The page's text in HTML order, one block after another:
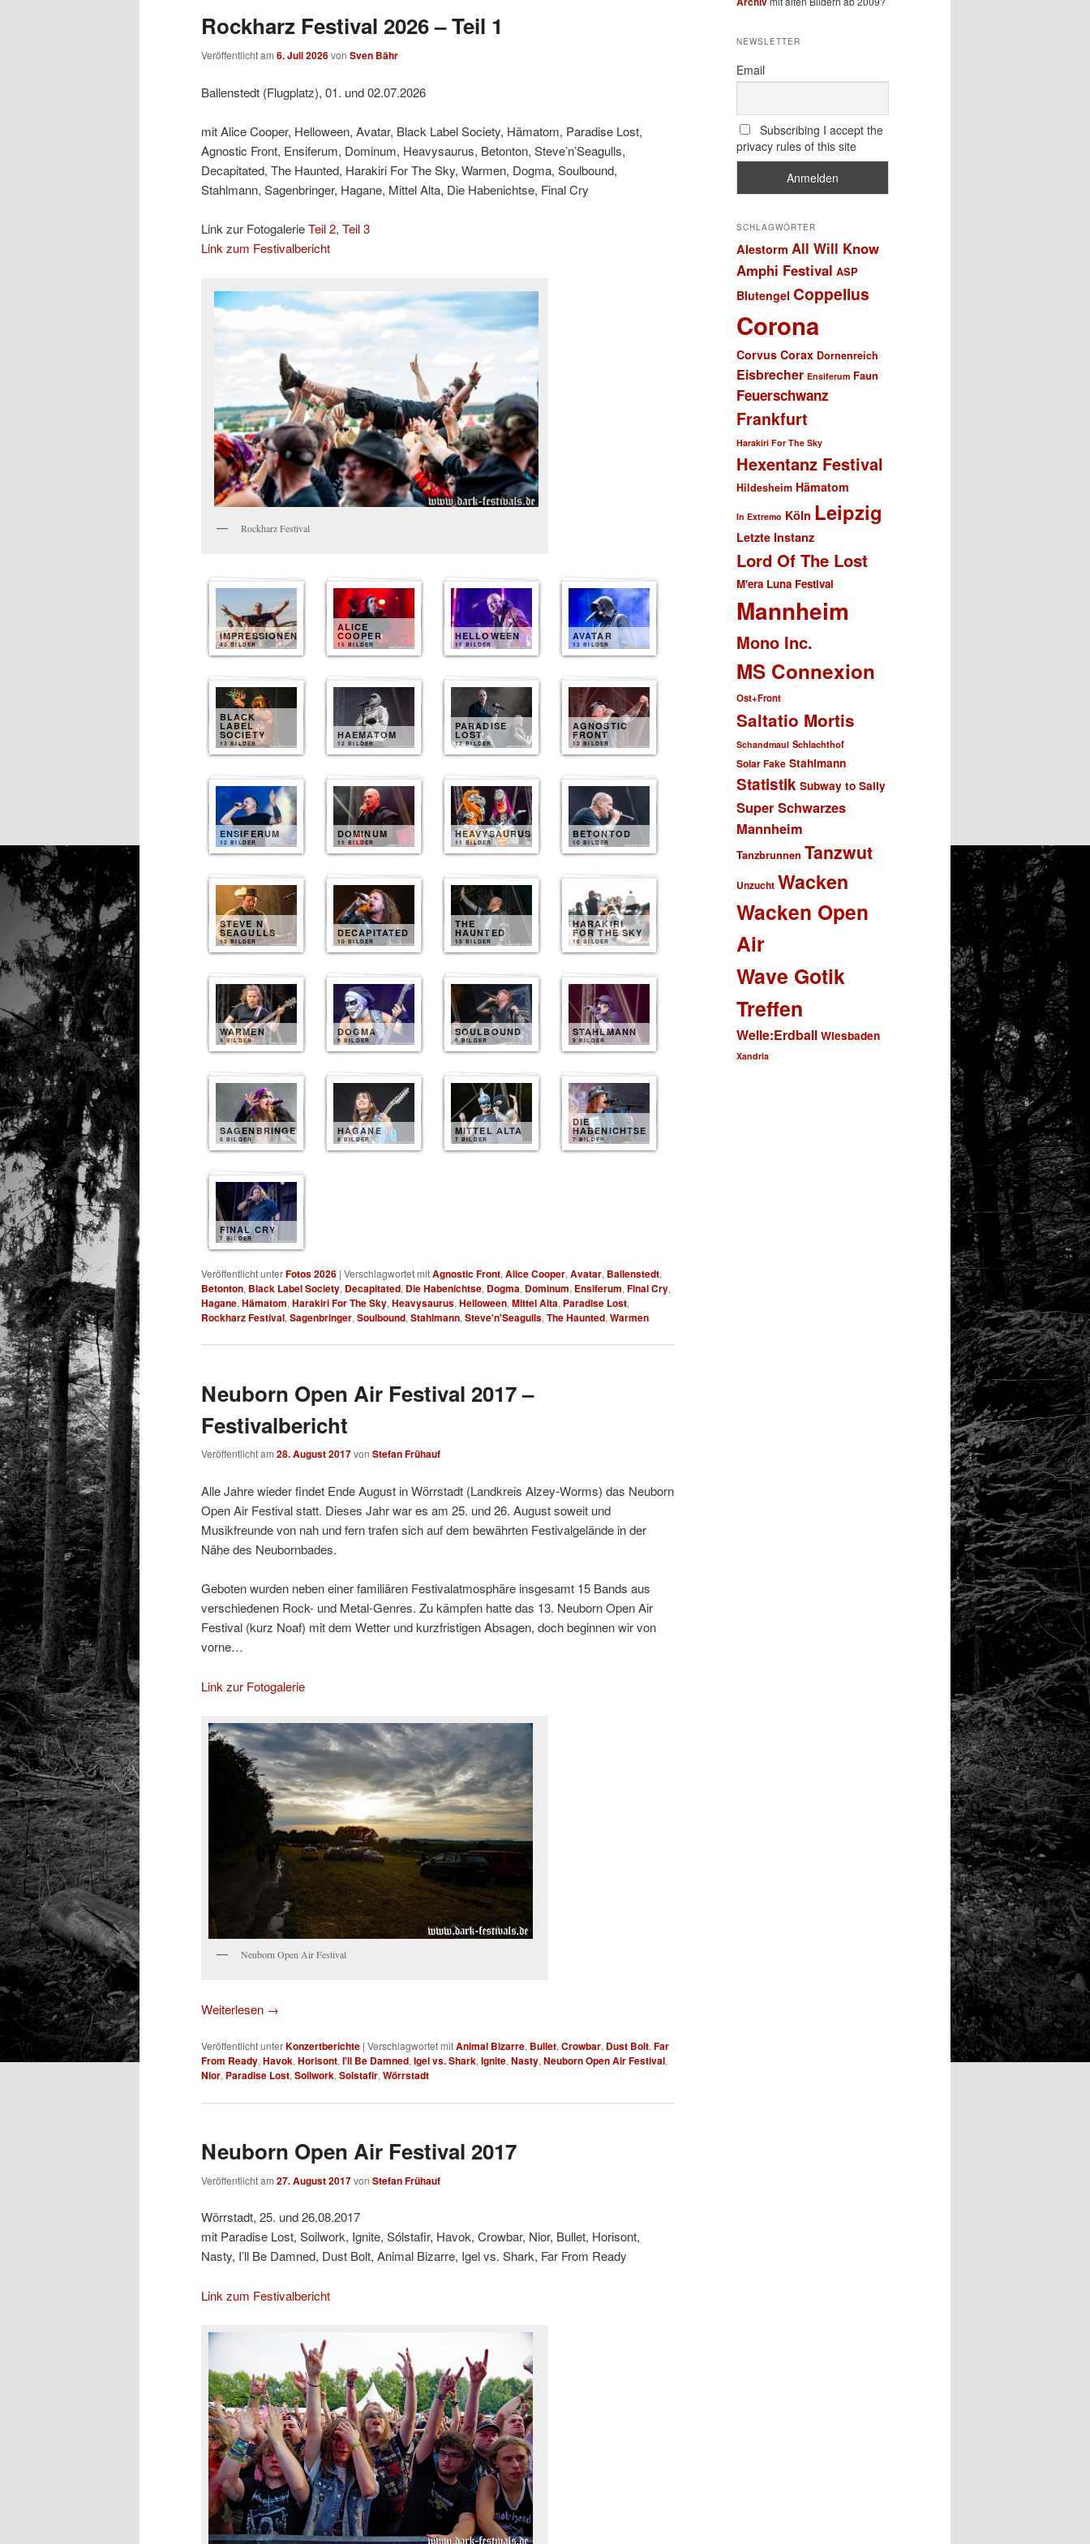
Rockharz Festival 2026 – Teil 1
Veröffentlicht am 6. Juli 2026von Sven Bähr
Ballenstedt (Flugplatz), 01. und 02.07.2026
mit Alice Cooper, Helloween, Avatar, Black Label Society, Hämatom, Paradise Lost,
Agnostic Front, Ensiferum, Dominum, Heavysaurus, Betonton, Steve’n’Seagulls,
Decapitated, The Haunted, Harakiri For The Sky, Warmen, Dogma, Soulbound,
Stahlmann, Sagenbringer, Hagane, Mittel Alta, Die Habenichtse, Final Cry
Link zur FotogalerieTeil 2, Teil 3
Link zum Festivalbericht
Rockharz Festival
IMPRESSIONEN
40 BILDER
ALICE
COOPER
15 BILDER
HELLOWEEN
15 BILDER
AVATAR
13 BILDER
BLACK
LABEL
SOCIETY
13 BILDER
HAEMATOM
12 BILDER
PARADISE
LOST
12 BILDER
AGNOSTIC
FRONT
12 BILDER
ENSIFERUM
12 BILDER
DOMINUM
11 BILDER
HEAVYSAURUS
11 BILDER
BETONTOD
10 BILDER
STEVE N
SEAGULLS
10 BILDER
DECAPITATED
10 BILDER
THE
HAUNTED
10 BILDER
HARAKIRI
FOR THE SKY
10 BILDER
WARMEN
9 BILDER
DOGMA
9 BILDER
SOULBOUND
9 BILDER
STAHLMANN
9 BILDER
SAGENBRINGER
8 BILDER
HAGANE
8 BILDER
MITTEL ALTA
7 BILDER
DIE
HABENICHTSE
7 BILDER
FINAL CRY
7 BILDER
Veröffentlicht unterFotos 2026 | Verschlagwortet mitAgnostic Front, Alice Cooper, Avatar, Ballenstedt,
Betonton, Black Label Society, Decapitated, Die Habenichtse, Dogma, Dominum, Ensiferum, Final Cry,
Hagane, Hämatom, Harakiri For The Sky, Heavysaurus, Helloween, Mittel Alta, Paradise Lost,
Rockharz Festival, Sagenbringer, Soulbound, Stahlmann, Steve'n'Seagulls, The Haunted, Warmen
Neuborn Open Air Festival 2017 –
Festivalbericht
Veröffentlicht am 28. August 2017von Stefan Frühauf
Alle Jahre wieder findet Ende August in Wörrstadt (Landkreis Alzey-Worms) das Neuborn
Open Air Festival statt. Dieses Jahr war es am 25. und 26. August soweit und
Musikfreunde von nah und fern trafen sich auf dem bewährten Festivalgelände in der
Nähe des Neubornbades.
Geboten wurden neben einer familiären Festivalatmosphäre insgesamt 15 Bands aus
verschiedenen Rock- und Metal-Genres. Zu kämpfen hatte das 13. Neuborn Open Air
Festival (kurz Noaf) mit dem Wetter und kurzfristigen Absagen, doch beginnen wir von
vorne…
Link zur Fotogalerie
Neuborn Open Air Festival
Weiterlesen →
Veröffentlicht unterKonzertberichte | Verschlagwortet mitAnimal Bizarre, Bullet, Crowbar, Dust Bolt, Far
From Ready, Havok, Horisont, I'll Be Damned, Igel vs. Shark, Ignite, Nasty, Neuborn Open Air Festival,
Nior, Paradise Lost, Soilwork, Solstafir, Wörrstadt
Neuborn Open Air Festival 2017
Veröffentlicht am 27. August 2017von Stefan Frühauf
Wörrstadt, 25. und 26.08.2017
mit Paradise Lost, Soilwork, Ignite, Sólstafir, Havok, Crowbar, Nior, Bullet, Horisont,
Nasty, I’ll Be Damned, Dust Bolt, Animal Bizarre, Igel vs. Shark, Far From Ready
Link zum Festivalbericht
NEWSLETTER
Email
Subscribing I accept the
privacy rules of this site
SCHLAGWÖRTER
Alestorm All Will Know
Amphi Festival ASP
Blutengel Coppelius
Corona
Corvus Corax Dornenreich
Eisbrecher Ensiferum Faun
Feuerschwanz
Frankfurt
Harakiri For The Sky
Hexentanz Festival
Hildesheim Hämatom
In Extremo Köln Leipzig
Letzte Instanz
Lord Of The Lost
M'era Luna Festival
Mannheim
Mono Inc.
MS Connexion
Ost+Front
Saltatio Mortis
Schandmaul Schlachthof
Solar Fake Stahlmann
Statistik Subway to Sally
Super Schwarzes
Mannheim
Tanzbrunnen Tanzwut
Unzucht Wacken
Wacken Open
Air
Wave Gotik
Treffen
Welle:Erdball Wiesbaden
Xandria